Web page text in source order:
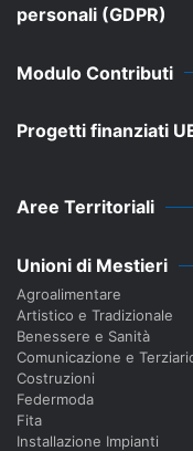
personali (GDPR)
Modulo Contributi
Progetti finanziati
Aree Territoriali
Unioni di Mestieri
Agroalimentare
Artistico e Tradizionale
Benessere e Sanità
Comunicazione e
Costruzioni
Federmoda
Fita
Installazione Impianti